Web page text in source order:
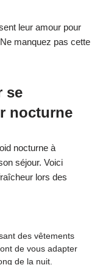
leur amour pour
manquez pas cette
se
nocturne
nocturne à
séjour. Voici
lors des
des vêtements
de vous adapter
de la nuit.